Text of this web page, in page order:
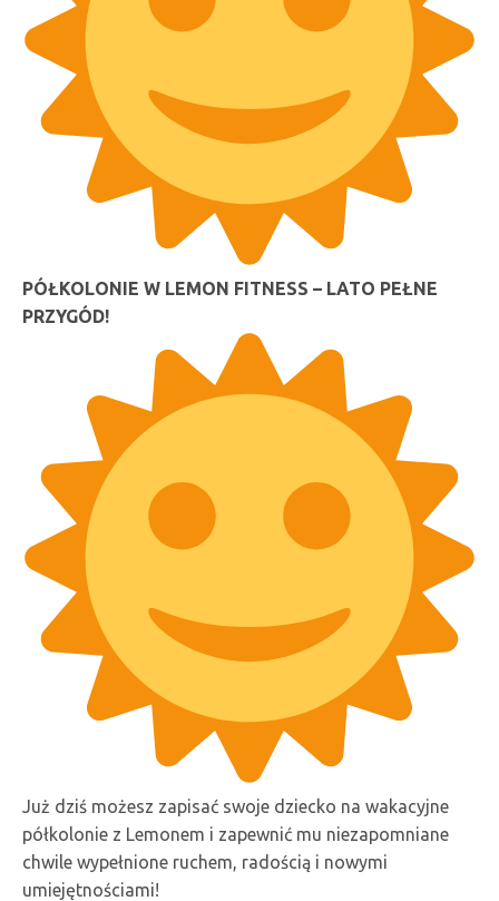
PÓŁKOLONIE W LEMON FITNESS – LATO PEŁNE
PRZYGÓD!
Już dziś możesz zapisać swoje dziecko na wakacyjne
półkolonie z Lemonem i zapewnić mu niezapomniane
chwile wypełnione ruchem, radością i nowymi
umiejętnościami!